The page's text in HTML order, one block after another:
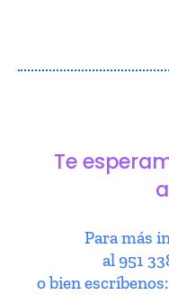
Te
Para más
al 951
o bien